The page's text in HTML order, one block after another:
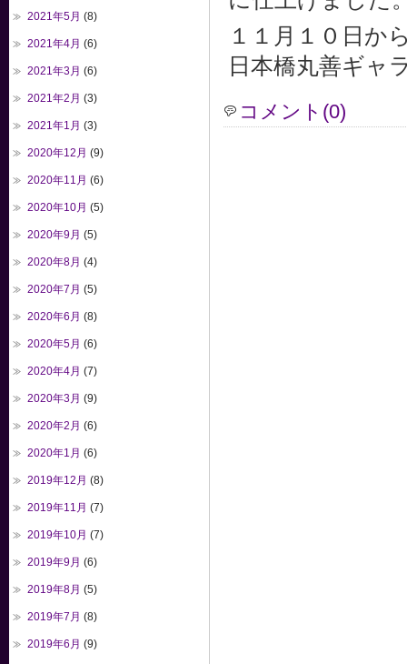
１１月１０日か
日本橋丸善ギャ
コメント(0)
2021年5月 (8)
2021年4月 (6)
2021年3月 (6)
2021年2月 (3)
2021年1月 (3)
2020年12月 (9)
2020年11月 (6)
2020年10月 (5)
2020年9月 (5)
2020年8月 (4)
2020年7月 (5)
2020年6月 (8)
2020年5月 (6)
2020年4月 (7)
2020年3月 (9)
2020年2月 (6)
2020年1月 (6)
2019年12月 (8)
2019年11月 (7)
2019年10月 (7)
2019年9月 (6)
2019年8月 (5)
2019年7月 (8)
2019年6月 (9)